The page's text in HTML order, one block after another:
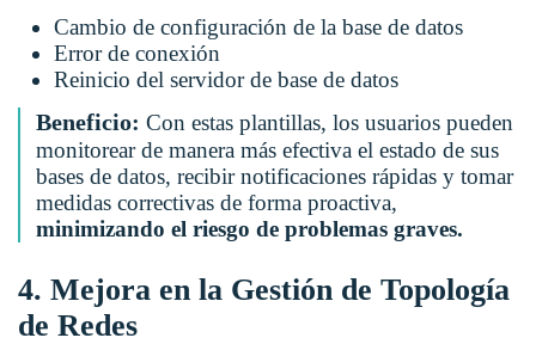
Cambio de configuración de la base de datos
Error de conexión
Reinicio del servidor de base de datos
Beneficio: Con estas plantillas, los usuarios pueden
monitorear de manera más efectiva el estado de sus
bases de datos, recibir notificaciones rápidas y tomar
medidas correctivas de forma proactiva,
minimizando el riesgo de problemas graves.
4. Mejora en la Gestión de Topología
de Redes